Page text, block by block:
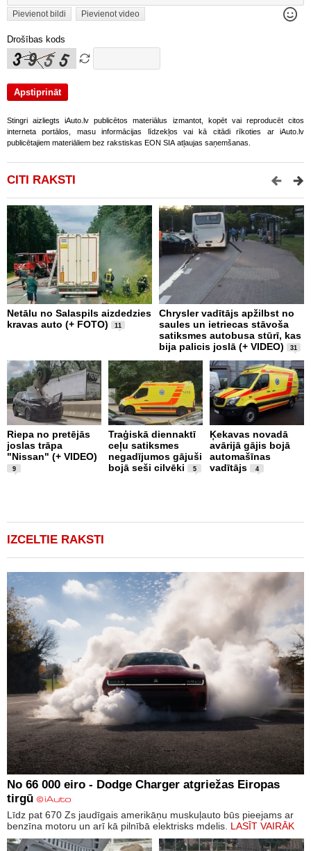
Pievienot bildi Pievienot video
Drošības kods
Stingri aizliegts iAuto.lv publicētos materiālus izmantot, kopēt vai reproducēt citos
interneta portālos, masu informācijas līdzekļos vai kā citādi rīkoties ar iAuto.lv
publicētajiem materiāliem bez rakstiskas EON SIA atļaujas saņemšanas.
CITI RAKSTI
Netālu no Salaspils aizdedzies
kravas auto (+ FOTO)
11
Chrysler vadītājs apžilbst no
saules un ietriecas stāvoša
satiksmes autobusa stūrī, kas
bija palicis joslā (+ VIDEO)
31
Riepa no pretējās
joslas trāpa
"Nissan" (+ VIDEO)
9
Traģiskā diennaktī
ceļu satiksmes
negadījumos gājuši
bojā seši cilvēki
5
Ķekavas novadā
avārijā gājis bojā
automašīnas
vadītājs
4
IZCELTIE RAKSTI
No 66 000 eiro - Dodge Charger atgriežas Eiropas
tirgū
Līdz pat 670 Zs jaudīgais amerikāņu muskuļauto būs pieejams ar
benzīna motoru un arī kā pilnībā elektrisks mdelis. LASĪT VAIRĀK